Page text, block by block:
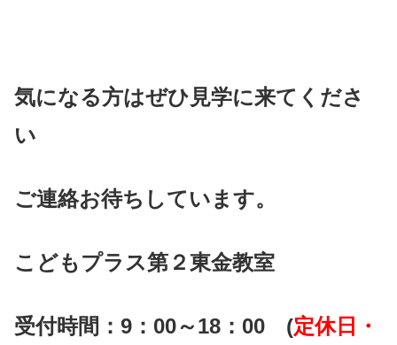
気になる方はぜひ見学に来てくださ
い
ご連絡お待ちしています。
こどもプラス第２東金教室
受付時間：9：00～18：00 (定休日・